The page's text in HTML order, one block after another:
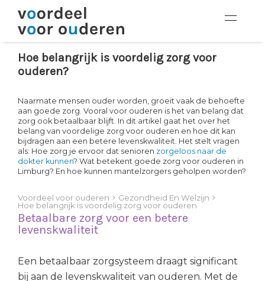
Hoe belangrijk is voordelig zorg voor
ouderen?
Naarmate mensen ouder worden, groeit vaak de behoefte
aan goede zorg. Vooral voor ouderen is het van belang dat
zorg ook betaalbaar blijft. In dit artikel gaat het over het
belang van voordelige zorg voor ouderen en hoe dit kan
bijdragen aan een betere levenskwaliteit. Het stelt vragen
als: Hoe zorg je ervoor dat senioren zorgeloos naar de
dokter kunnen? Wat betekent goede zorg voor ouderen in
Limburg? En hoe kunnen mantelzorgers geholpen worden?
Voordeel voor ouderen
Gezondheid En Welzijn
Hoe belangrijk is voordelig zorg voor ouderen
Betaalbare zorg voor een betere
levenskwaliteit
Een betaalbaar zorgsysteem draagt significant
bij aan de levenskwaliteit van ouderen. Met de